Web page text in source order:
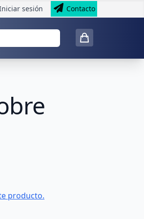
sesión Contacto
producto.